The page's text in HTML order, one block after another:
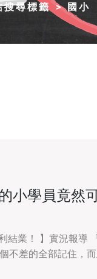
搜尋標籤 國小
小學員竟然
結業！ 】實況報導
不差的全部記住，